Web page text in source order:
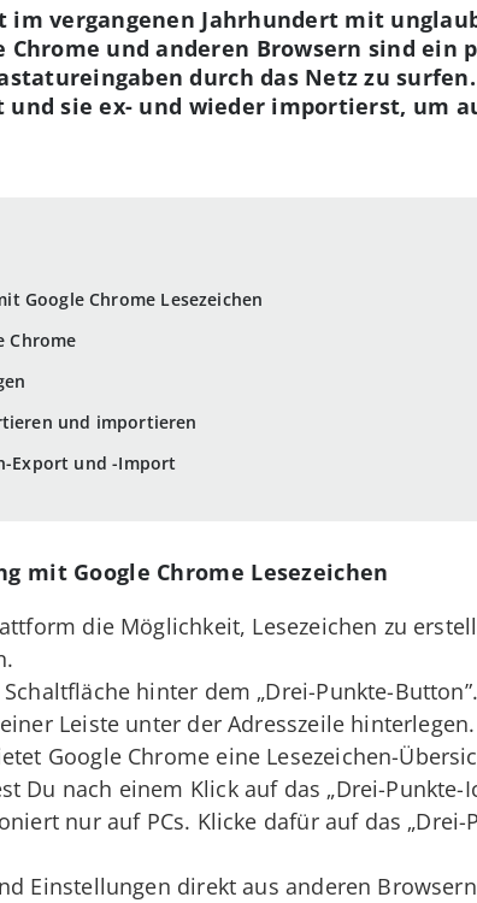
Google Chrome Lesezeichen
Chrome
und importieren
Export und -Import
vergangenen Jahrhundert mit
Chrome und anderen Browsern sind
durch das Netz zu
und sie ex- und wieder importierst, um
mit Google Chrome Lesezeichen
die Möglichkeit, Lesezeichen zu
hinter dem „Drei-Punkte-Button”.
Leiste unter der Adresszeile hinterlegen.
Google Chrome eine Lesezeichen-
Du nach einem Klick auf das „Drei-Punkte-
nur auf PCs. Klicke dafür auf das „Drei-
Einstellungen direkt aus anderen